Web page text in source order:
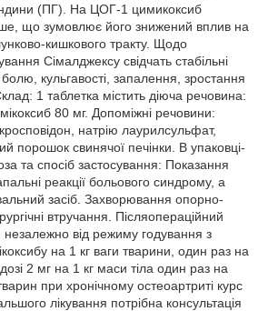
(ПГ). На ЦОГ-1 цимикоксиб
що зумовлює його знижений вплив на
кишкового тракту. Щодо
Сімалджексу свідчать стабільні
кульгавості, запалення, зростання
1 таблетка містить діюча речовина:
80 мг. Допоміжні речовини:
натрію лаурилсульфат,
порошок свинячої печінки. В упаковці-
та спосіб застосування: Показання
реакції больового синдрому, а
засіб. Захворювання опорно-
втручання. Післяопераційний
від режиму годування з
на 1 кг ваги тварини, один раз на
2 мг на 1 кг маси тіла один раз на
при хронічному остеоартриті курс
лікування потрібна консультація